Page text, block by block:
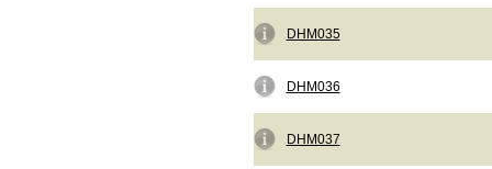
DHM035
DHM036
DHM037